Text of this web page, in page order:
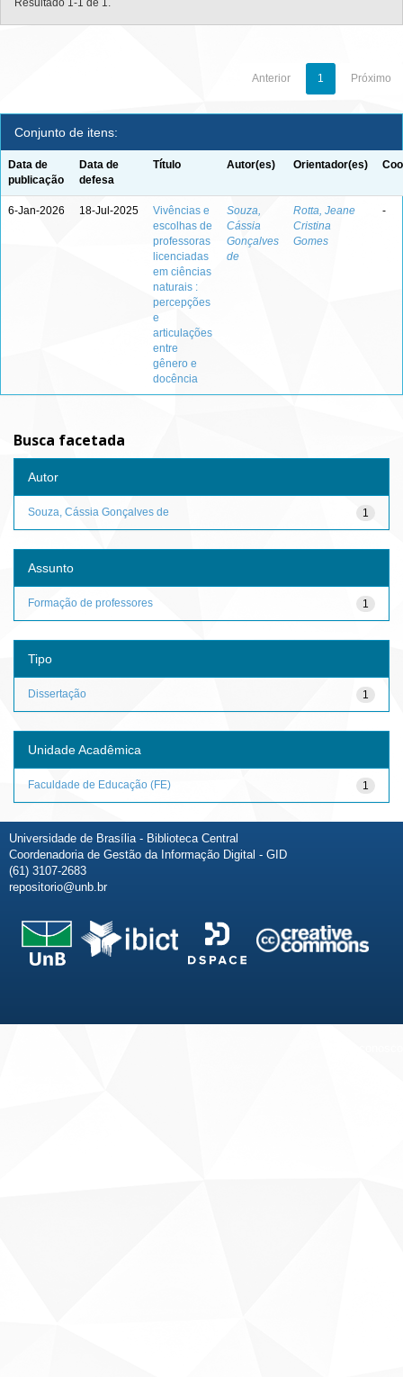
Resultado 1-1 de 1.
Anterior 1 Próximo
Conjunto de itens:
Data de
publicação
Data de
defesa
Título Autor(es) Orientador(es)
6-Jan-2026 18-Jul-2025
Vivências e
escolhas de
professoras
licenciadas
em ciências
naturais :
percepções
e
articulações
entre
gênero e
docência
Souza,
Cássia
Gonçalves
de
Rotta, Jeane
Cristina
Gomes
-
Busca facetada
Autor
1
Souza, Cássia Gonçalves de
Assunto
1
Formação de professores
Tipo
1
Dissertação
Unidade Acadêmica
1
Faculdade de Educação (FE)
Universidade de Brasília - Biblioteca Central
Coordenadoria de Gestão da Informação Digital - GID
(61) 3107-2683
repositorio@unb.br